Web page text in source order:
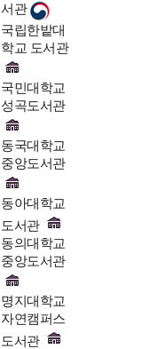
서관
국립한밭대
학교 도서관
국민대학교
성곡도서관
동국대학교
중앙도서관
동아대학교
도서관
동의대학교
중앙도서관
명지대학교
자연캠퍼스
도서관